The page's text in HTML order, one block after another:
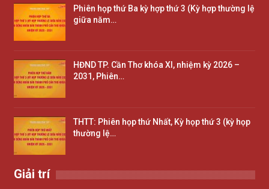
Phiên họp thứ Ba kỳ hợp thứ 3 (Kỳ hợp thường lệ
giữa năm…
HĐND TP. Cần Thơ khóa XI, nhiệm kỳ 2026 –
2031, Phiên…
THTT: Phiên họp thứ Nhất, Kỳ họp thứ 3 (kỳ họp
thường lệ…
Giải trí